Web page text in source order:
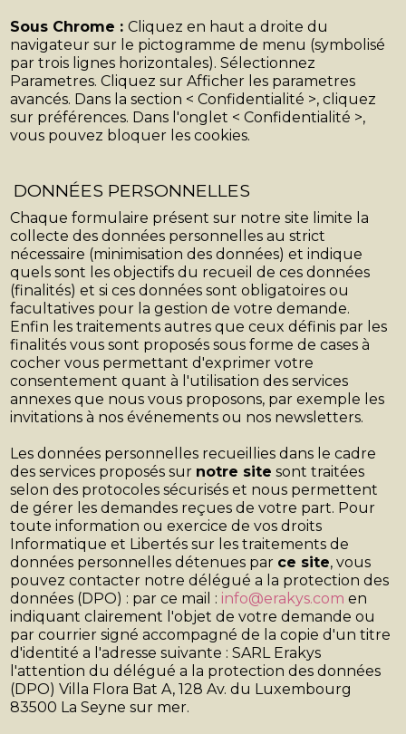
Sous Chrome : Cliquez en haut a droite du
navigateur sur le pictogramme de menu (symbolisé
par trois lignes horizontales). Sélectionnez
Parametres. Cliquez sur Afficher les parametres
avancés. Dans la section < Confidentialité >, cliquez
sur préférences. Dans l'onglet < Confidentialité >,
vous pouvez bloquer les cookies.
DONNÉES PERSONNELLES
Chaque formulaire présent sur notre site limite la
collecte des données personnelles au strict
nécessaire (minimisation des données) et indique
quels sont les objectifs du recueil de ces données
(finalités) et si ces données sont obligatoires ou
facultatives pour la gestion de votre demande.
Enfin les traitements autres que ceux définis par les
finalités vous sont proposés sous forme de cases à
cocher vous permettant d'exprimer votre
consentement quant à l'utilisation des services
annexes que nous vous proposons, par exemple les
invitations à nos événements ou nos newsletters.
Les données personnelles recueillies dans le cadre
des services proposés sur notre site sont traitées
selon des protocoles sécurisés et nous permettent
de gérer les demandes reçues de votre part. Pour
toute information ou exercice de vos droits
Informatique et Libertés sur les traitements de
données personnelles détenues par ce site, vous
pouvez contacter notre délégué a la protection des
données (DPO) : par ce mail : info@erakys.com en
indiquant clairement l'objet de votre demande ou
par courrier signé accompagné de la copie d'un titre
d'identité a l'adresse suivante : SARL Erakys
l'attention du délégué a la protection des données
(DPO) Villa Flora Bat A, 128 Av. du Luxembourg
83500 La Seyne sur mer.